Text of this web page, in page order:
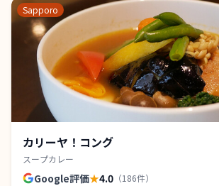
Sapporo
カリーヤ！コング
スープカレー
Google評価★4.0 （186件）